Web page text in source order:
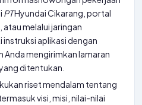
PTHyundai Cikarang, portal
, atau melalui jaringan
aplikasi dengan
Anda mengirimkan lamaran
ditentukan.
riset mendalam tentang
visi, misi, nilai-nilai